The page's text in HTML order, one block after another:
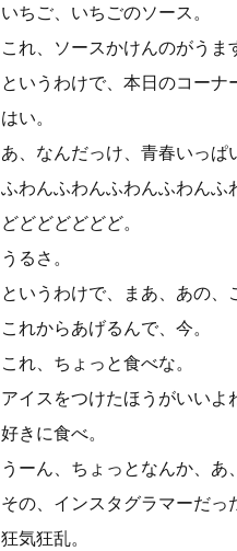
いちご、いちごのソース。
これ、ソースかけんのがうま
というわけで、本日のコーナ
はい。
あ、なんだっけ、青春いっぱ
ふわんふわんふわんふわんふ
どどどどどどど。
うるさ。
というわけで、まあ、あの
これからあげるんで、今。
これ、ちょっと食べな。
アイスをつけたほうがいいよ
好きに食べ。
うーん、ちょっとなんか、あ
その、インスタグラマーだっ
狂気狂乱。